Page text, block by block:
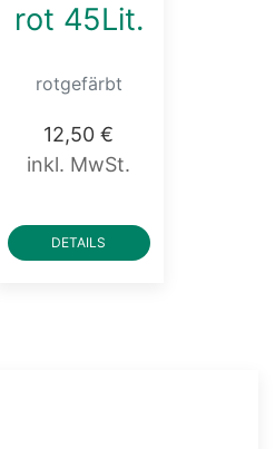
rot 45Lit.
rotgefärbt
12,50 €
inkl. MwSt.
DETAILS